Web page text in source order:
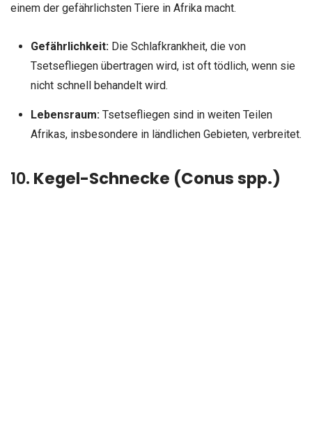
einem der gefährlichsten Tiere in Afrika macht.
Gefährlichkeit:Die Schlafkrankheit, die von
Tsetsefliegen übertragen wird, ist oft tödlich, wenn sie
nicht schnell behandelt wird.
Lebensraum:Tsetsefliegen sind in weiten Teilen
Afrikas, insbesondere in ländlichen Gebieten, verbreitet.
10. Kegel-Schnecke (Conus spp.)